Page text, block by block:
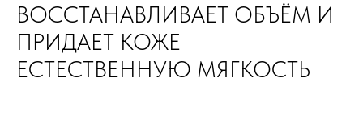
ВОССТАНАВЛИВАЕТ ОБЪЁМ И
ПРИДАЕТ КОЖЕ
ЕСТЕСТВЕННУЮ МЯГКОСТЬ